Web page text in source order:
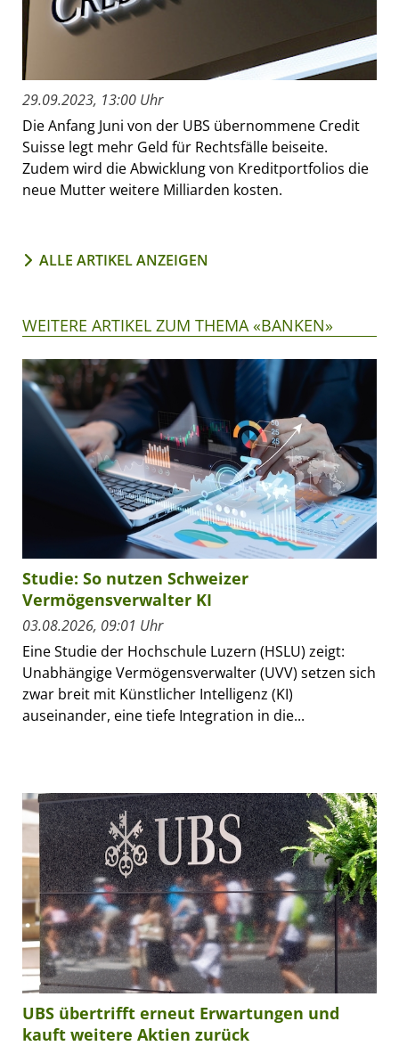
29.09.2023, 13:00 Uhr
Die Anfang Juni von der UBS übernommene Credit
Suisse legt mehr Geld für Rechtsfälle beiseite.
Zudem wird die Abwicklung von Kreditportfolios die
neue Mutter weitere Milliarden kosten.
ALLE ARTIKEL ANZEIGEN
WEITERE ARTIKEL ZUM THEMA «BANKEN»
Studie: So nutzen Schweizer
Vermögensverwalter KI
03.08.2026, 09:01 Uhr
Eine Studie der Hochschule Luzern (HSLU) zeigt:
Unabhängige Vermögensverwalter (UVV) setzen sich
zwar breit mit Künstlicher Intelligenz (KI)
auseinander, eine tiefe Integration in die...
UBS übertrifft erneut Erwartungen und
kauft weitere Aktien zurück